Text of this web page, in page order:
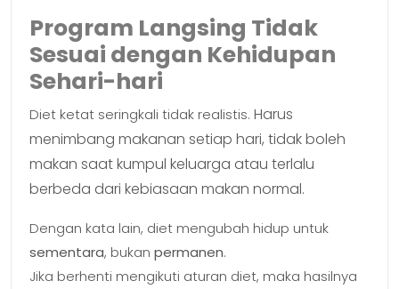
Program Langsing Tidak
Sesuai dengan Kehidupan
Sehari-hari
Diet ketat seringkali tidak realistis. Harus
menimbang makanan setiap hari, tidak boleh
makan saat kumpul keluarga atau terlalu
berbeda dari kebiasaan makan normal.
Dengan kata lain, diet mengubah hidup untuk
sementara, bukan permanen.
Jika berhenti mengikuti aturan diet, maka hasilnya